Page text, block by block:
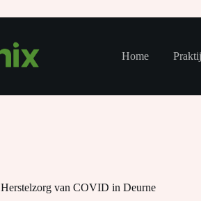
Home
Herstelzorg van COVID in Deurne